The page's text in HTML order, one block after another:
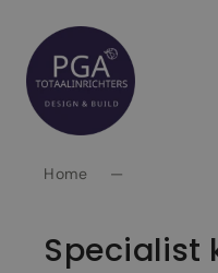
Spring
naar
inhoud
Home —